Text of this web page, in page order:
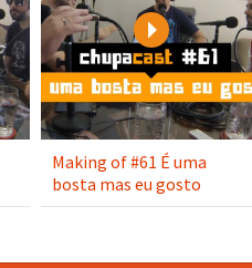
Play
Making of #61 É uma
bosta mas eu gosto